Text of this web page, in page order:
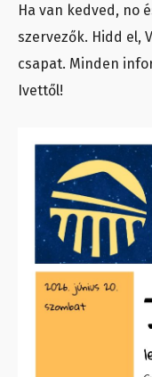
Ha van kedved, no
szervezők. Hidd el,
csapat. Minden
Ivettől!